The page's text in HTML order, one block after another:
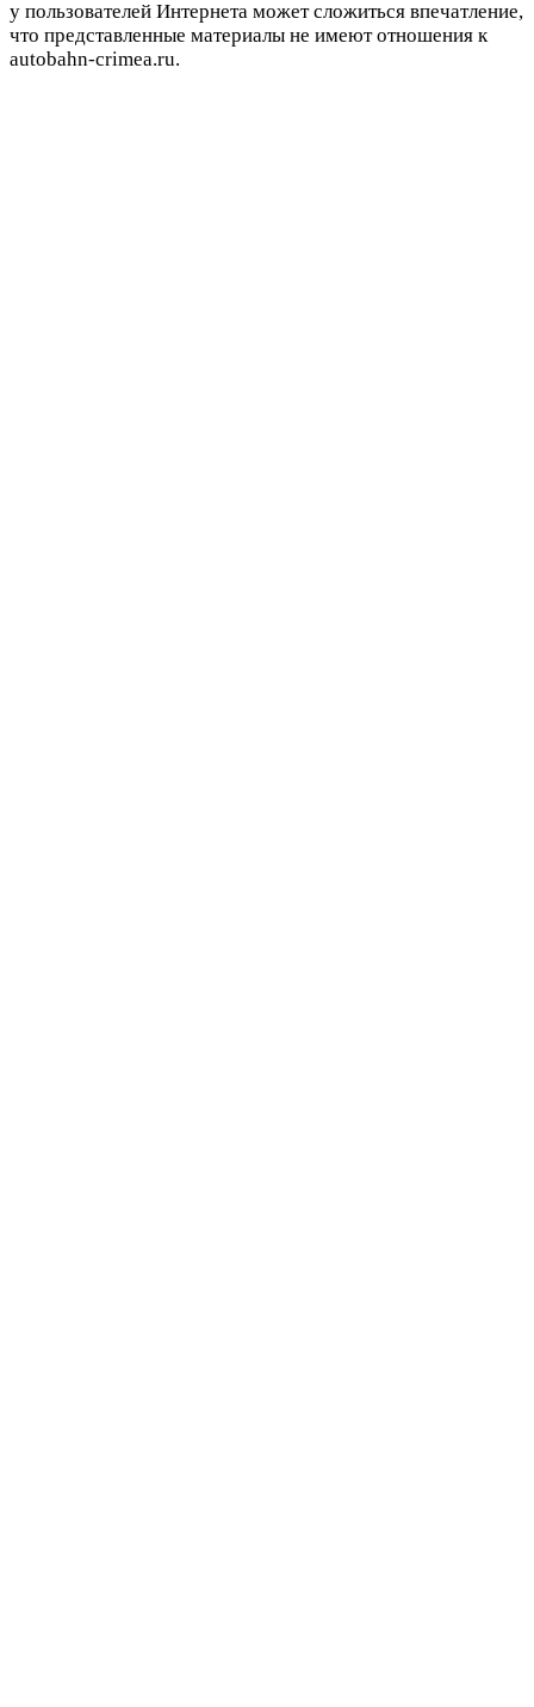
у пользователей Интернета может сложиться впечатление,
что представленные материалы не имеют отношения к
autobahn-crimea.ru.